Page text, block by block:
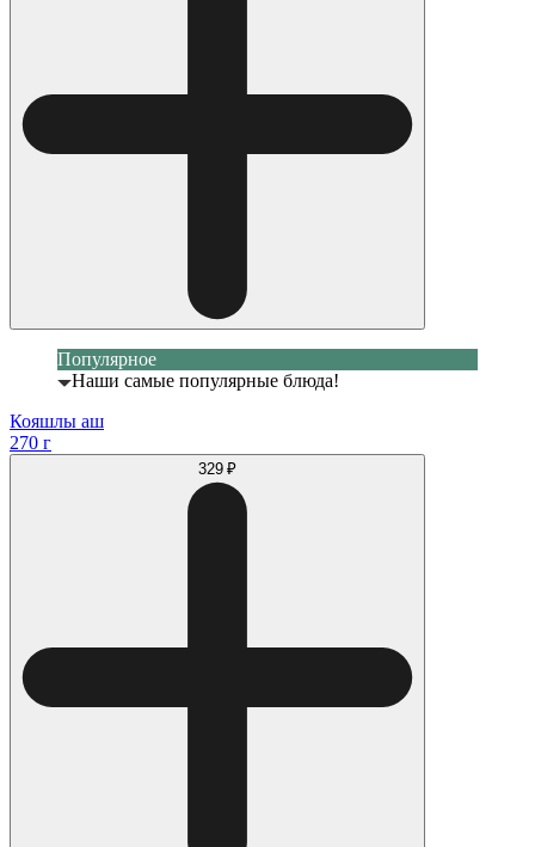
Популярное
Наши самые популярные блюда!
Кояшлы аш
270 г
329 ₽